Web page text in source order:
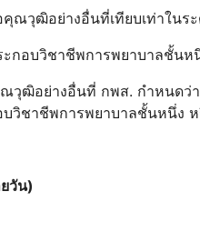
ณวุฒิอย่างอื่นที่เทียบเท่าในร
กอบวิชาชีพการพยาบาลชั้น
วุฒิอย่างอื่นที่ กพส. กําหนดว่
วิชาชีพการพยาบาลชั้นหนึ่ง
วัน)